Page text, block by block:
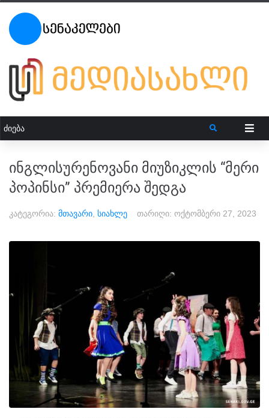
ინგლისურენოვანი მიუზიკლის “მერი
პოპინსი” პრემიერა შედგა
კატეგორია: მთავარი სიახლე თარიღი: ოქტომბერი 27, 2023